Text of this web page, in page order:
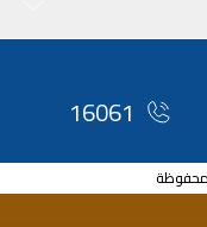
16061